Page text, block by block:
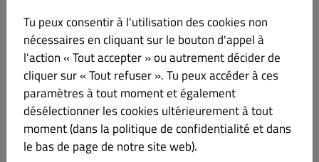
samedi (11:30 - 14:30) FERMÉ
(11:30 - 14:30)
(18:45 - 21:00)
dimanche (18:30 - 21:30) FERMÉ
(11:30 - 14:30)
(18:45 - 21:00)
Tu peux consentir à l'utilisation des cookies non
nécessaires en cliquant sur le bouton d'appel à
l'action « Tout accepter » ou autrement décider de
cliquer sur « Tout refuser ». Tu peux accéder à ces
paramètres à tout moment et également
désélectionner les cookies ultérieurement à tout
moment (dans la politique de confidentialité et dans
le bas de page de notre site web).